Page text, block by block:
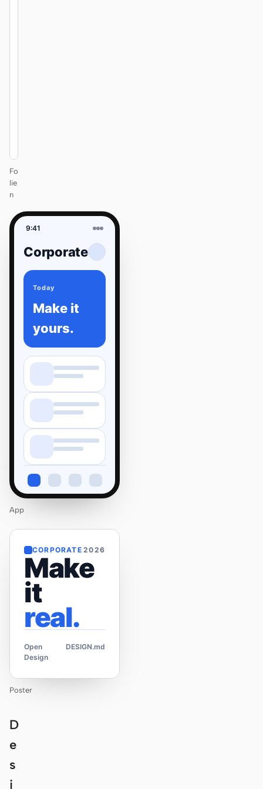
Fo
lie
n
9:41
Corporate
Today
Make it
yours.
App
CORPORATE 2026
Make
it
real.
Open
Design
DESIGN.md
Poster
D
e
s
i